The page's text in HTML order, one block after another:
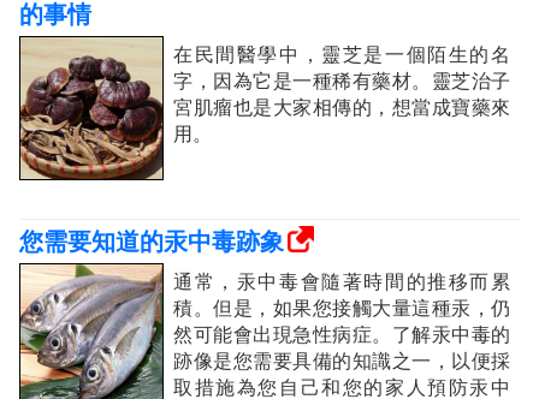
的事情
在民間醫學中，靈芝是一個陌生的名
字，因為它是一種稀有藥材。靈芝治子
宮肌瘤也是大家相傳的，想當成寶藥來
用。
您需要知道的汞中毒跡象
通常，汞中毒會隨著時間的推移而累
積。但是，如果您接觸大量這種汞，仍
然可能會出現急性病症。了解汞中毒的
跡像是您需要具備的知識之一，以便採
取措施為您自己和您的家人預防汞中